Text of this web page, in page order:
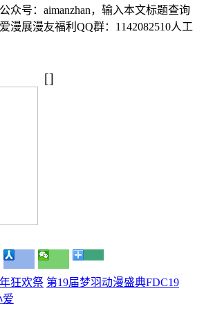
众号：aimanzhan，输入本文标题查询
漫展漫友福利QQ群：1142082510人工
[]
狂欢祭 第19届梦羽动漫盛典FDC19
爱